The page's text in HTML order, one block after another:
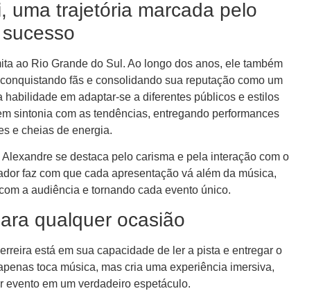
uma trajetória marcada pelo
sucesso
ao Rio Grande do Sul. Ao longo dos anos, ele também
fãs e consolidando sua reputação como um
em adaptar-se a diferentes públicos e estilos
sintonia com as tendências, entregando performances
e cheias de energia.
se destaca pelo carisma e pela interação com o
faz com que cada apresentação vá além da música,
a audiência e tornando cada evento único.
qualquer ocasião
está em sua capacidade de ler a pista e entregar o
toca música, mas cria uma experiência imersiva,
evento em um verdadeiro espetáculo.